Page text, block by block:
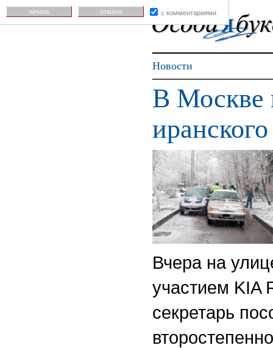
Новости
В Москве
Вчера на
участием KIA
секретарь
печать отмена с комментариями